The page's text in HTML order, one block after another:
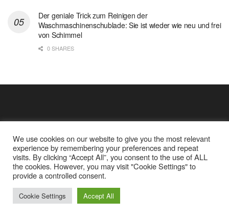
Der geniale Trick zum Reinigen der
Waschmaschinenschublade: Sie ist wieder wie neu und frei
von Schimmel
0 SHARES
Cookie Policy
Datenschutz
Google Analytics und Cookie Dateien
© 2025Einfache Rezept
We use cookies on our website to give you the most relevant
experience by remembering your preferences and repeat
visits. By clicking “Accept All”, you consent to the use of ALL
the cookies. However, you may visit "Cookie Settings" to
provide a controlled consent.
Cookie Settings Accept All